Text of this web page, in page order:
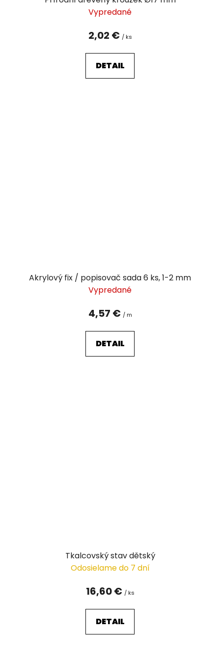
Vypredané
2,02 € / ks
DETAIL
Akrylový fix / popisovač sada 6 ks, 1-2 mm
Vypredané
4,57 € / m
DETAIL
Tkalcovský stav dětský
Odosielame do 7 dní
16,60 € / ks
DETAIL